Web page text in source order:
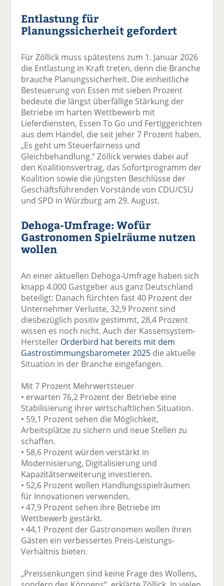
Entlastung für
Planungssicherheit gefordert
Für Zöllick muss spätestens zum 1. Januar 2026
die Entlastung in Kraft treten, denn die Branche
brauche Planungssicherheit. Die einheitliche
Besteuerung von Essen mit sieben Prozent
bedeute die längst überfällige Stärkung der
Betriebe im harten Wettbewerb mit
Lieferdiensten, Essen To Go und Fertiggerichten
aus dem Handel, die seit jeher 7 Prozent haben.
„Es geht um Steuerfairness und
Gleichbehandlung.“ Zöllick verwies dabei auf
den Koalitionsvertrag, das Sofortprogramm der
Koalition sowie die jüngsten Beschlüsse der
Geschäftsführenden Vorstände von CDU/CSU
und SPD in Würzburg am 29. August.
Dehoga-Umfrage: Wofür
Gastronomen Spielräume nutzen
wollen
An einer aktuellen Dehoga-Umfrage haben sich
knapp 4.000 Gastgeber aus ganz Deutschland
beteiligt: Danach fürchten fast 40 Prozent der
Unternehmer Verluste, 32,9 Prozent sind
diesbezüglich positiv gestimmt, 28,4 Prozent
wissen es noch nicht. Auch der Kassensystem-
Hersteller Orderbird hat bereits mit dem
Gastrostimmungsbarometer 2025 die aktuelle
Situation in der Branche eingefangen.
Mit 7 Prozent Mehrwertsteuer
• erwarten 76,2 Prozent der Betriebe eine
Stabilisierung ihrer wirtschaftlichen Situation.
• 59,1 Prozent sehen die Möglichkeit,
Arbeitsplätze zu sichern und neue Stellen zu
schaffen.
• 58,6 Prozent würden verstärkt in
Modernisierung, Digitalisierung und
Kapazitätserweiterung investieren.
• 52,6 Prozent wollen Handlungsspielräumen
für Innovationen verwenden.
• 47,9 Prozent sehen ihre Betriebe im
Wettbewerb gestärkt.
• 44,1 Prozent der Gastronomen wollen ihren
Gästen ein verbessertes Preis-Leistungs-
Verhältnis bieten.
„Preissenkungen sind keine Frage des Wollens,